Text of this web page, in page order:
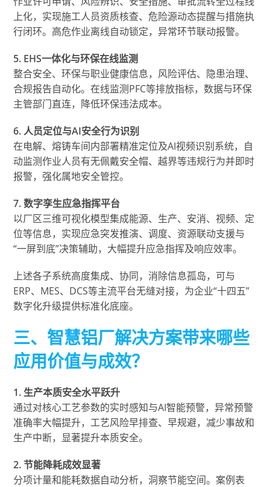
上化，实现施工人员资质核查、危险源动态提醒与措施执
行闭环。高危作业离线自动锁定，异常环节联动报警。
5. EHS一体化与环保在线监测
整合安全、环保与职业健康信息，风险评估、隐患治理、
合规报告自动化。在线监测PFC等排放指标，数据与环保
主管部门直连，降低环保违法成本。
6. 人员定位与AI安全行为识别
在电解、熔铸车间内部署精准定位及AI视频识别系统，自
动监测作业人员有无佩戴安全帽、越界等违规行为并即时
报警，强化属地安全管控。
7. 数字孪生应急指挥平台
以厂区三维可视化模型集成能源、生产、安消、视频、定
位等信息，实现应急突发推演、调度、资源联动支援与
“一屏到底”决策辅助，大幅提升应急指挥及响应效率。
上述各子系统高度集成、协同，消除信息孤岛，可与
ERP、MES、DCS等主流平台无缝对接，为企业“十四五”
数字化升级提供标准化底座。
三、智慧铝厂解决方案带来哪些
应用价值与成效？
1. 生产本质安全水平跃升
通过对核心工艺参数的实时感知与AI智能预警，异常预警
准确率大幅提升，工艺风险早排查、早规避，减少事故和
生产中断，显著提升本质安全。
2. 节能降耗成效显著
分项计量和能耗数据自动分析，洞察节能空间。案例表